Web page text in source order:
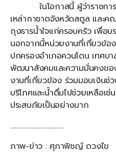
ในโอกาสนี้ ผู้ว่าราชการ
เหล่ากาชาดจังหวัดสตูล และค
ถุงธารน้ำใจแก่ครอบครัว เพื่อ
นอกจากนี้หน่วยงานที่เกี่ยวข้อ
ปกครองอำเภอควนโดน เทศบ
พัฒนาสังคมและความมั่นคงข
งานที่เกี่ยวข้อง ร่วมมอบเงินช่
บริโภคและน้ำดื่มไปช่วยเหลือเ
ประสบภัยเป็นอย่างมาก
………………………………
ภาพ-ข่าว : ศุภาพิชญ์ ดวงไข